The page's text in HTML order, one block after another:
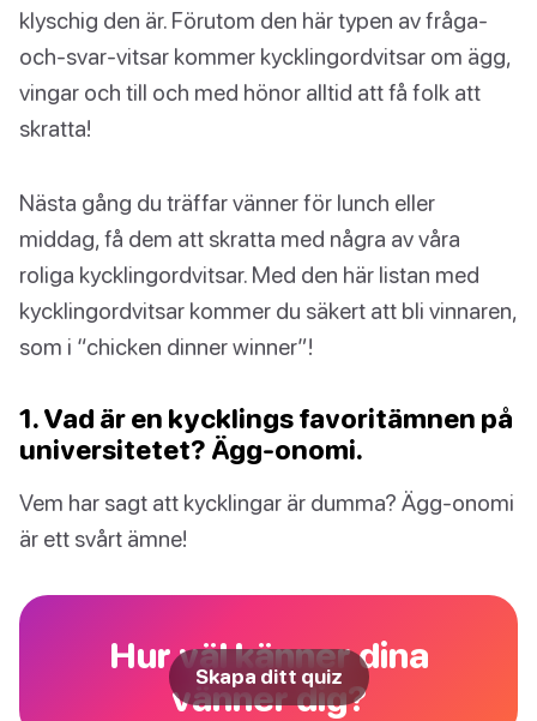
klyschig den är. Förutom den här typen av fråga-
och-svar-vitsar kommer kycklingordvitsar om ägg,
vingar och till och med hönor alltid att få folk att
skratta!
Nästa gång du träffar vänner för lunch eller
middag, få dem att skratta med några av våra
roliga kycklingordvitsar. Med den här listan med
kycklingordvitsar kommer du säkert att bli vinnaren,
som i “chicken dinner winner”!
1. Vad är en kycklings favoritämnen på
universitetet? Ägg-onomi.
Vem har sagt att kycklingar är dumma? Ägg-onomi
är ett svårt ämne!
Hur väl känner dina
vänner dig?
Skapa ditt quiz